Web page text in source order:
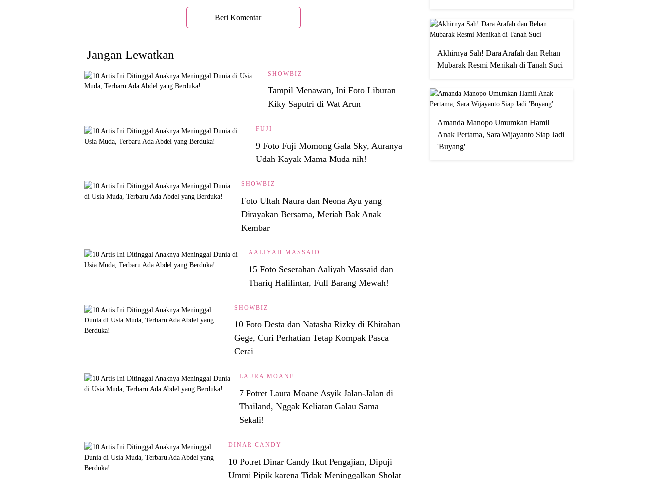
Beri Komentar
Jangan Lewatkan
SHOWBIZ
Tampil Menawan, Ini Foto Liburan
Kiky Saputri di Wat Arun
FUJI
9 Foto Fuji Momong Gala Sky, Auranya
Udah Kayak Mama Muda nih!
SHOWBIZ
Foto Ultah Naura dan Neona Ayu yang
Dirayakan Bersama, Meriah Bak Anak
Kembar
AALIYAH MASSAID
15 Foto Seserahan Aaliyah Massaid dan
Thariq Halilintar, Full Barang Mewah!
SHOWBIZ
10 Foto Desta dan Natasha Rizky di Khitahan
Gege, Curi Perhatian Tetap Kompak Pasca
Cerai
LAURA MOANE
7 Potret Laura Moane Asyik Jalan-Jalan di
Thailand, Nggak Keliatan Galau Sama
Sekali!
DINAR CANDY
10 Potret Dinar Candy Ikut Pengajian, Dipuji
Ummi Pipik karena Tidak Meninggalkan Sholat
Akhirnya Sah! Dara Arafah dan Rehan
Mubarak Resmi Menikah di Tanah Suci
Amanda Manopo Umumkan Hamil
Anak Pertama, Sara Wijayanto Siap Jadi
'Buyang'